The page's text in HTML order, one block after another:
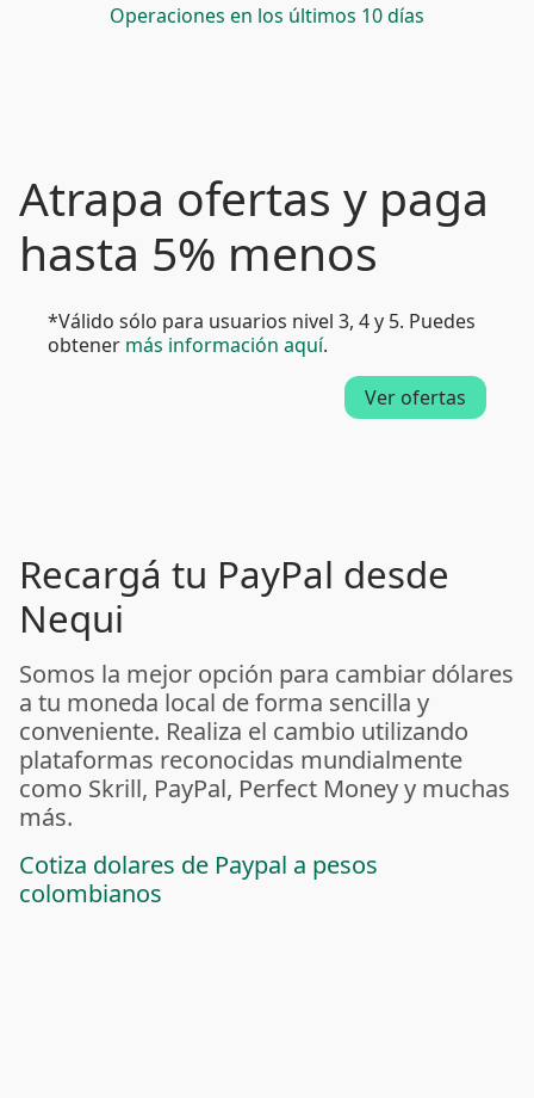
Operaciones en los últimos 10 días
Atrapa ofertas y paga
hasta 5% menos
*Válido sólo para usuarios nivel 3, 4 y 5. Puedes
obtener más información aquí.
Ver ofertas
Recargá tu PayPal desde
Nequi
Somos la mejor opción para cambiar dólares
a tu moneda local de forma sencilla y
conveniente. Realiza el cambio utilizando
plataformas reconocidas mundialmente
como Skrill, PayPal, Perfect Money y muchas
más.
Cotiza dolares de Paypal a pesos
colombianos